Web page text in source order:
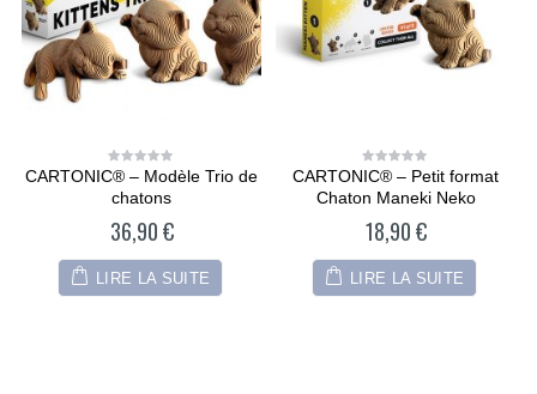
0
out
of
CARTONIC® – Modèle Trio de
chatons
36,90€
LIRE LA SUITE
0
out
of
CARTONIC® – Petit format
Chaton Maneki Neko
18,90€
LIRE LA SUITE